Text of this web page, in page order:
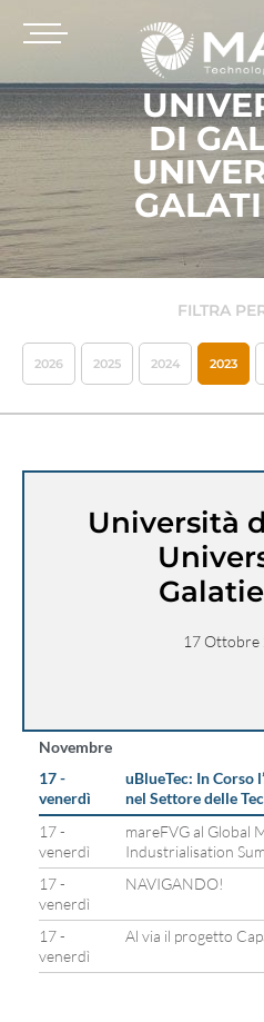
DI
FILTRA
2026 2025 2024 2023
Università
17 Ottobre
Novembre
17 -
venerdì
uBlueTec: In Corso
nel Settore delle
17 -
venerdì
mareFVG al Global
Industrialisation
17 -
venerdì
NAVIGANDO!
17 -
venerdì
Al via il progetto